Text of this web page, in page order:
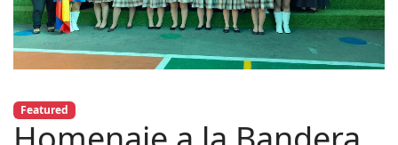
Featured